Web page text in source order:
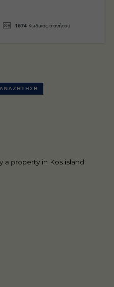
1674 Κωδικός ακινήτου
ΑΝΑΖΉΤΗΣΗ
a property in Kos island